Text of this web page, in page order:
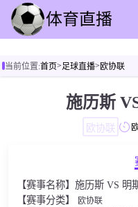
足球直播
其他赛事
当前位置:首页>足球直播>欧协联
施历斯
欧协联
【赛事名称】施历斯 VS 明
【赛事分类】
欧协联